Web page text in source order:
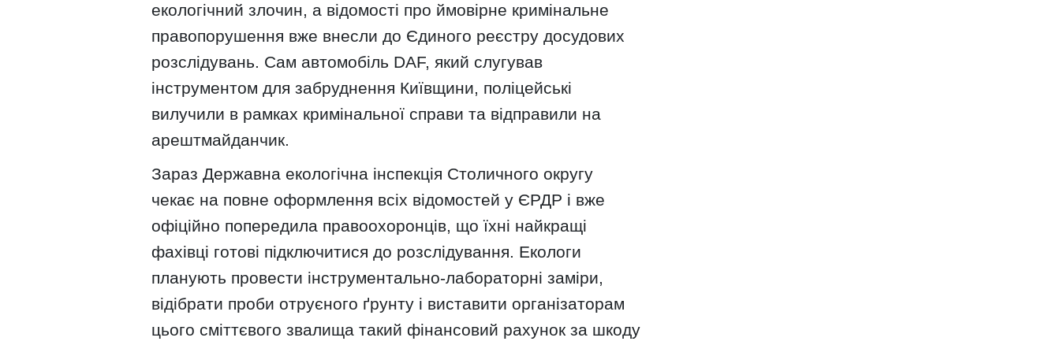
екологічний злочин, а відомості про ймовірне кримінальне
правопорушення вже внесли до Єдиного реєстру досудових
розслідувань. Сам автомобіль DAF, який слугував
інструментом для забруднення Київщини, поліцейські
вилучили в рамках кримінальної справи та відправили на
арештмайданчик.
Зараз Державна екологічна інспекція Столичного округу
чекає на повне оформлення всіх відомостей у ЄРДР і вже
офіційно попередила правоохоронців, що їхні найкращі
фахівці готові підключитися до розслідування. Екологи
планують провести інструментально-лабораторні заміри,
відібрати проби отруєного ґрунту і виставити організаторам
цього сміттєвого звалища такий фінансовий рахунок за шкоду